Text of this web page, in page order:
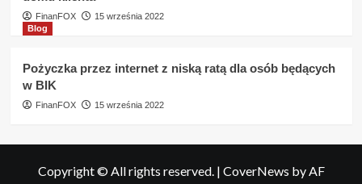
FinanFOX
15 września 2022
Blog
Pożyczka przez internet z niską ratą dla osób będących
w BIK
FinanFOX 15 września 2022
Copyright © All rights reserved. | CoverNews by AF